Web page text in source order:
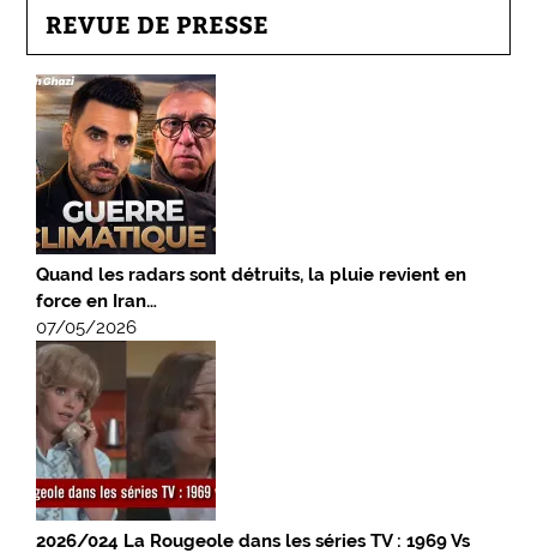
REVUE DE PRESSE
Quand les radars sont détruits, la pluie revient en
force en Iran…
07/05/2026
2026/024 La Rougeole dans les séries TV : 1969 Vs